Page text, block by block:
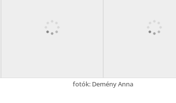
fotók: Demény Anna